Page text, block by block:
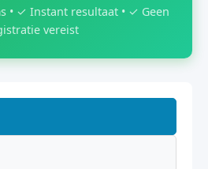
• ✓ Instant resultaat • ✓ Geen
vereist